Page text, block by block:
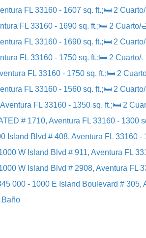
FL 33160 - 1607 sq. ft.;🛏 2
FL 33160 - 1690 sq. ft.;🛏 2 Cuarto/
FL 33160 - 1690 sq. ft.;🛏 2
FL 33160 - 1750 sq. ft.;🛏 2 Cuarto/
FL 33160 - 1750 sq. ft.;🛏 2
FL 33160 - 1560 sq. ft.;🛏 2
FL 33160 - 1350 sq. ft.;🛏 2
# 1710, Aventura FL 33160 - 1300
Island Blvd # 408, Aventura FL 33160
W Island Blvd # 911, Aventura FL
W Island Blvd # 2908, Aventura FL
000 - 1000 E Island Boulevard #
Baño